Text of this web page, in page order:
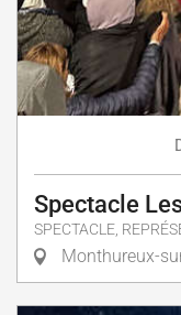
Spectacle
SPECTACLE,
Monthureux-